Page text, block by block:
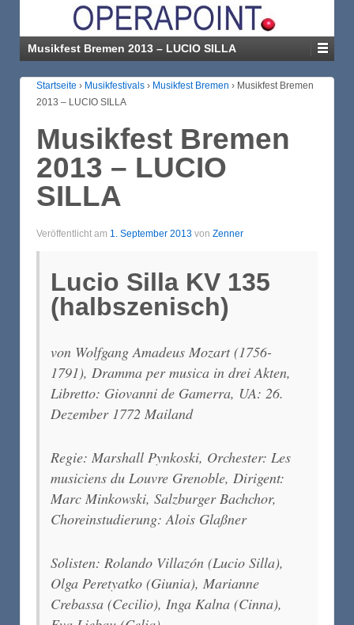
Musikfest Bremen 2013 – LUCIO SILLA
Startseite › Musikfestivals › Musikfest Bremen › Musikfest Bremen
2013 – LUCIO SILLA
Musikfest Bremen
2013 – LUCIO
SILLA
Veröffentlicht am 1. September 2013 von Zenner
Lucio Silla KV 135
(halbszenisch)
von Wolfgang Amadeus Mozart (1756-
1791), Dramma per musica in drei Akten,
Libretto: Giovanni de Gamerra, UA: 26.
Dezember 1772 Mailand
Regie: Marshall Pynkoski, Orchester: Les
musiciens du Louvre Grenoble, Dirigent:
Marc Minkowski, Salzburger Bachchor,
Choreinstudierung: Alois Glaßner
Solisten: Rolando Villazón (Lucio Silla),
Olga Peretyatko (Giunia), Marianne
Crebassa (Cecilio), Inga Kalna (Cinna),